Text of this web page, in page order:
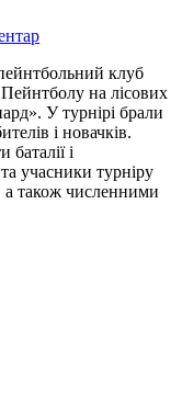
клуб
Пейнтболу на лісових
У турнірі брали
і новачків.
і
учасники турніру
а також численними